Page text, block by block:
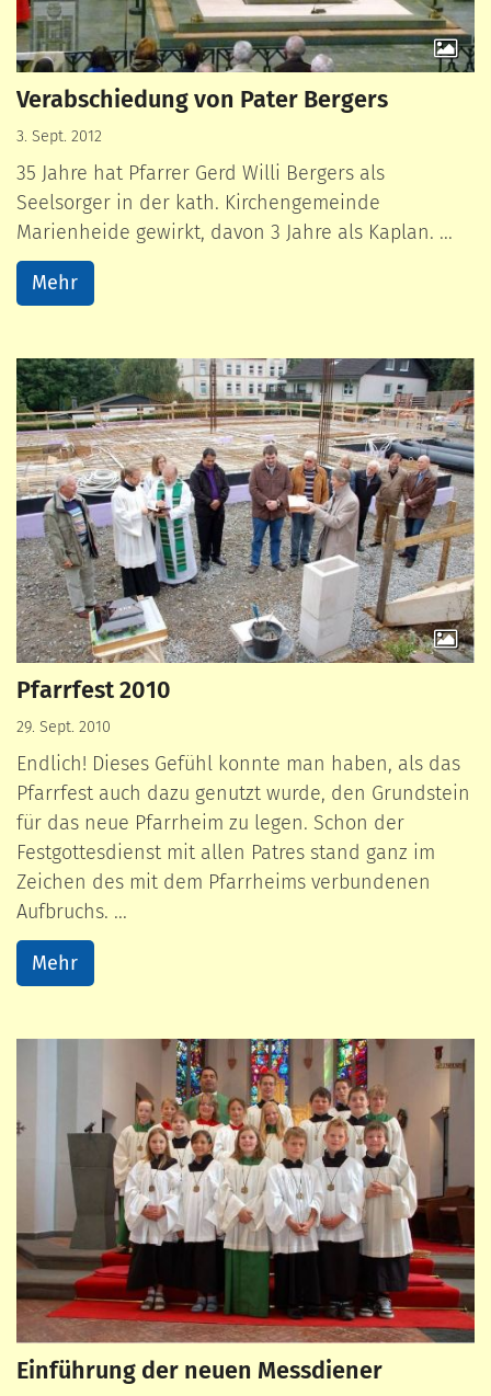
Verabschiedung von Pater Bergers
3. Sept. 2012
35 Jahre hat Pfarrer Gerd Willi Bergers als
Seelsorger in der kath. Kirchengemeinde
Marienheide gewirkt, davon 3 Jahre als Kaplan. ...
Mehr
Pfarrfest 2010
29. Sept. 2010
Endlich! Dieses Gefühl konnte man haben, als das
Pfarrfest auch dazu genutzt wurde, den Grundstein
für das neue Pfarrheim zu legen. Schon der
Festgottesdienst mit allen Patres stand ganz im
Zeichen des mit dem Pfarrheims verbundenen
Aufbruchs. ...
Mehr
Einführung der neuen Messdiener